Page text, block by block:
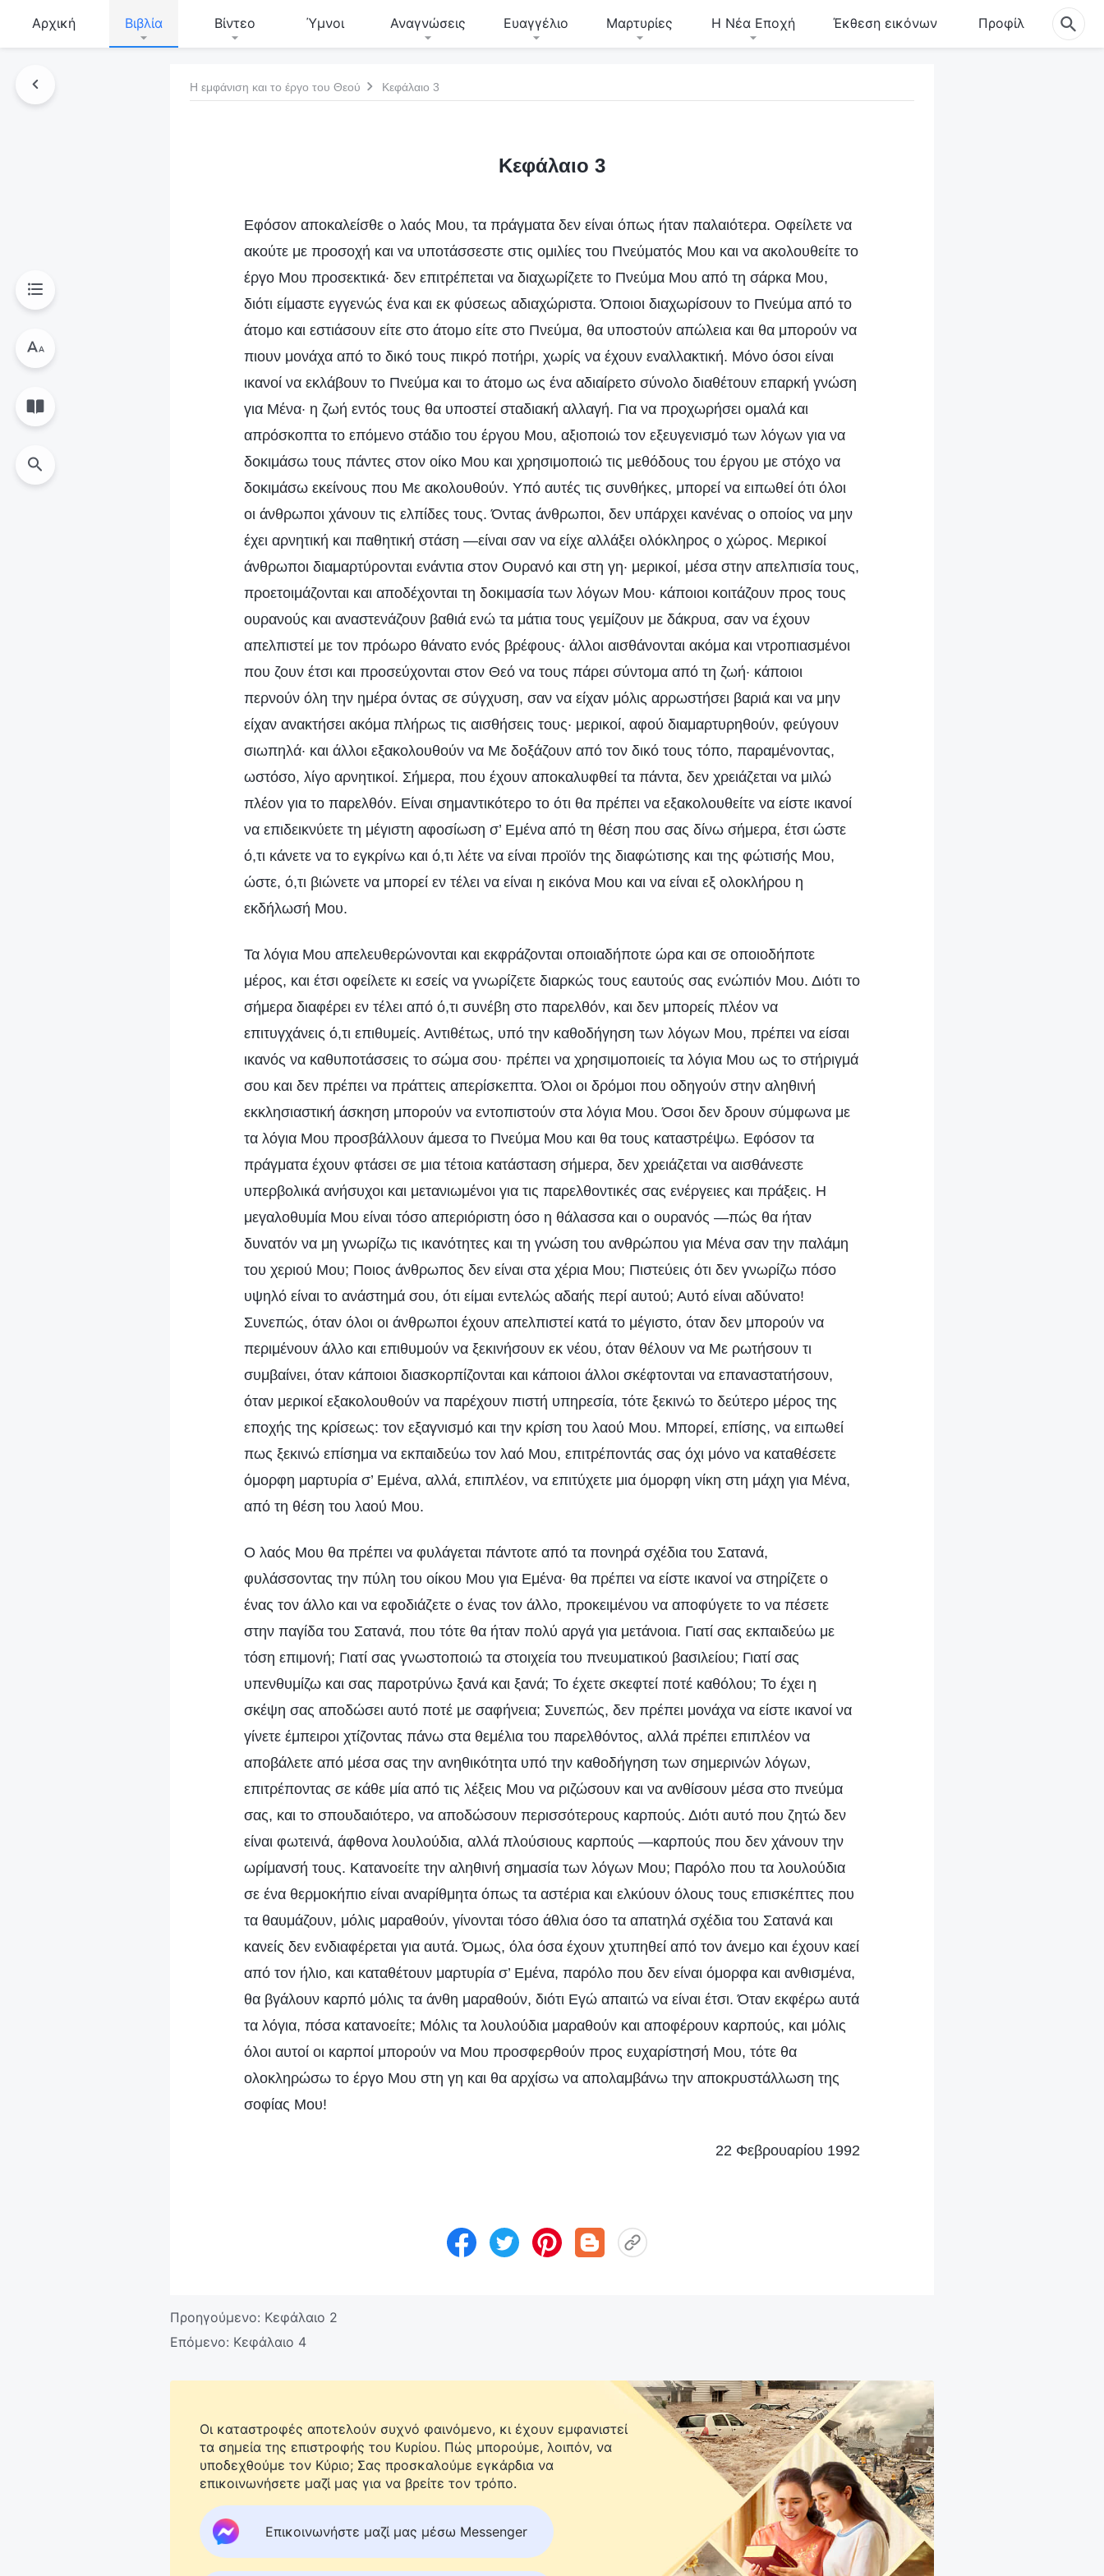
Αρχική Βιβλία Βίντεο Ύμνοι Αναγνώσεις Ευαγγέλιο Μαρτυρίες Η Νέα Εποχή Έκθεση εικόνων Προφίλ
Η εμφάνιση και το έργο του Θεού Κεφάλαιο 3
Κεφάλαιο 3
Εφόσον αποκαλείσθε ο λαός Μου, τα πράγματα δεν είναι όπως ήταν παλαιότερα. Οφείλετε να
ακούτε με προσοχή και να υποτάσσεστε στις ομιλίες του Πνεύματός Μου και να ακολουθείτε το
έργο Μου προσεκτικά· δεν επιτρέπεται να διαχωρίζετε το Πνεύμα Μου από τη σάρκα Μου,
διότι είμαστε εγγενώς ένα και εκ φύσεως αδιαχώριστα. Όποιοι διαχωρίσουν το Πνεύμα από το
άτομο και εστιάσουν είτε στο άτομο είτε στο Πνεύμα, θα υποστούν απώλεια και θα μπορούν να
πιουν μονάχα από το δικό τους πικρό ποτήρι, χωρίς να έχουν εναλλακτική. Μόνο όσοι είναι
ικανοί να εκλάβουν το Πνεύμα και το άτομο ως ένα αδιαίρετο σύνολο διαθέτουν επαρκή γνώση
για Μένα· η ζωή εντός τους θα υποστεί σταδιακή αλλαγή. Για να προχωρήσει ομαλά και
απρόσκοπτα το επόμενο στάδιο του έργου Μου, αξιοποιώ τον εξευγενισμό των λόγων για να
δοκιμάσω τους πάντες στον οίκο Μου και χρησιμοποιώ τις μεθόδους του έργου με στόχο να
δοκιμάσω εκείνους που Με ακολουθούν. Υπό αυτές τις συνθήκες, μπορεί να ειπωθεί ότι όλοι
οι άνθρωποι χάνουν τις ελπίδες τους. Όντας άνθρωποι, δεν υπάρχει κανένας ο οποίος να μην
έχει αρνητική και παθητική στάση —είναι σαν να είχε αλλάξει ολόκληρος ο χώρος. Μερικοί
άνθρωποι διαμαρτύρονται ενάντια στον Ουρανό και στη γη· μερικοί, μέσα στην απελπισία τους,
προετοιμάζονται και αποδέχονται τη δοκιμασία των λόγων Μου· κάποιοι κοιτάζουν προς τους
ουρανούς και αναστενάζουν βαθιά ενώ τα μάτια τους γεμίζουν με δάκρυα, σαν να έχουν
απελπιστεί με τον πρόωρο θάνατο ενός βρέφους· άλλοι αισθάνονται ακόμα και ντροπιασμένοι
που ζουν έτσι και προσεύχονται στον Θεό να τους πάρει σύντομα από τη ζωή· κάποιοι
περνούν όλη την ημέρα όντας σε σύγχυση, σαν να είχαν μόλις αρρωστήσει βαριά και να μην
είχαν ανακτήσει ακόμα πλήρως τις αισθήσεις τους· μερικοί, αφού διαμαρτυρηθούν, φεύγουν
σιωπηλά· και άλλοι εξακολουθούν να Με δοξάζουν από τον δικό τους τόπο, παραμένοντας,
ωστόσο, λίγο αρνητικοί. Σήμερα, που έχουν αποκαλυφθεί τα πάντα, δεν χρειάζεται να μιλώ
πλέον για το παρελθόν. Είναι σημαντικότερο το ότι θα πρέπει να εξακολουθείτε να είστε ικανοί
να επιδεικνύετε τη μέγιστη αφοσίωση σ’ Εμένα από τη θέση που σας δίνω σήμερα, έτσι ώστε
ό,τι κάνετε να το εγκρίνω και ό,τι λέτε να είναι προϊόν της διαφώτισης και της φώτισής Μου,
ώστε, ό,τι βιώνετε να μπορεί εν τέλει να είναι η εικόνα Μου και να είναι εξ ολοκλήρου η
εκδήλωσή Μου.
Τα λόγια Μου απελευθερώνονται και εκφράζονται οποιαδήποτε ώρα και σε οποιοδήποτε
μέρος, και έτσι οφείλετε κι εσείς να γνωρίζετε διαρκώς τους εαυτούς σας ενώπιόν Μου. Διότι το
σήμερα διαφέρει εν τέλει από ό,τι συνέβη στο παρελθόν, και δεν μπορείς πλέον να
επιτυγχάνεις ό,τι επιθυμείς. Αντιθέτως, υπό την καθοδήγηση των λόγων Μου, πρέπει να είσαι
ικανός να καθυποτάσσεις το σώμα σου· πρέπει να χρησιμοποιείς τα λόγια Μου ως το στήριγμά
σου και δεν πρέπει να πράττεις απερίσκεπτα. Όλοι οι δρόμοι που οδηγούν στην αληθινή
εκκλησιαστική άσκηση μπορούν να εντοπιστούν στα λόγια Μου. Όσοι δεν δρουν σύμφωνα με
τα λόγια Μου προσβάλλουν άμεσα το Πνεύμα Μου και θα τους καταστρέψω. Εφόσον τα
πράγματα έχουν φτάσει σε μια τέτοια κατάσταση σήμερα, δεν χρειάζεται να αισθάνεστε
υπερβολικά ανήσυχοι και μετανιωμένοι για τις παρελθοντικές σας ενέργειες και πράξεις. Η
μεγαλοθυμία Μου είναι τόσο απεριόριστη όσο η θάλασσα και ο ουρανός —πώς θα ήταν
δυνατόν να μη γνωρίζω τις ικανότητες και τη γνώση του ανθρώπου για Μένα σαν την παλάμη
του χεριού Μου; Ποιος άνθρωπος δεν είναι στα χέρια Μου; Πιστεύεις ότι δεν γνωρίζω πόσο
υψηλό είναι το ανάστημά σου, ότι είμαι εντελώς αδαής περί αυτού; Αυτό είναι αδύνατο!
Συνεπώς, όταν όλοι οι άνθρωποι έχουν απελπιστεί κατά το μέγιστο, όταν δεν μπορούν να
περιμένουν άλλο και επιθυμούν να ξεκινήσουν εκ νέου, όταν θέλουν να Με ρωτήσουν τι
συμβαίνει, όταν κάποιοι διασκορπίζονται και κάποιοι άλλοι σκέφτονται να επαναστατήσουν,
όταν μερικοί εξακολουθούν να παρέχουν πιστή υπηρεσία, τότε ξεκινώ το δεύτερο μέρος της
εποχής της κρίσεως: τον εξαγνισμό και την κρίση του λαού Μου. Μπορεί, επίσης, να ειπωθεί
πως ξεκινώ επίσημα να εκπαιδεύω τον λαό Μου, επιτρέποντάς σας όχι μόνο να καταθέσετε
όμορφη μαρτυρία σ’ Εμένα, αλλά, επιπλέον, να επιτύχετε μια όμορφη νίκη στη μάχη για Μένα,
από τη θέση του λαού Μου.
Ο λαός Μου θα πρέπει να φυλάγεται πάντοτε από τα πονηρά σχέδια του Σατανά,
φυλάσσοντας την πύλη του οίκου Μου για Εμένα· θα πρέπει να είστε ικανοί να στηρίζετε ο
ένας τον άλλο και να εφοδιάζετε ο ένας τον άλλο, προκειμένου να αποφύγετε το να πέσετε
στην παγίδα του Σατανά, που τότε θα ήταν πολύ αργά για μετάνοια. Γιατί σας εκπαιδεύω με
τόση επιμονή; Γιατί σας γνωστοποιώ τα στοιχεία του πνευματικού βασιλείου; Γιατί σας
υπενθυμίζω και σας παροτρύνω ξανά και ξανά; Το έχετε σκεφτεί ποτέ καθόλου; Το έχει η
σκέψη σας αποδώσει αυτό ποτέ με σαφήνεια; Συνεπώς, δεν πρέπει μονάχα να είστε ικανοί να
γίνετε έμπειροι χτίζοντας πάνω στα θεμέλια του παρελθόντος, αλλά πρέπει επιπλέον να
αποβάλετε από μέσα σας την ανηθικότητα υπό την καθοδήγηση των σημερινών λόγων,
επιτρέποντας σε κάθε μία από τις λέξεις Μου να ριζώσουν και να ανθίσουν μέσα στο πνεύμα
σας, και το σπουδαιότερο, να αποδώσουν περισσότερους καρπούς. Διότι αυτό που ζητώ δεν
είναι φωτεινά, άφθονα λουλούδια, αλλά πλούσιους καρπούς —καρπούς που δεν χάνουν την
ωρίμανσή τους. Κατανοείτε την αληθινή σημασία των λόγων Μου; Παρόλο που τα λουλούδια
σε ένα θερμοκήπιο είναι αναρίθμητα όπως τα αστέρια και ελκύουν όλους τους επισκέπτες που
τα θαυμάζουν, μόλις μαραθούν, γίνονται τόσο άθλια όσο τα απατηλά σχέδια του Σατανά και
κανείς δεν ενδιαφέρεται για αυτά. Όμως, όλα όσα έχουν χτυπηθεί από τον άνεμο και έχουν καεί
από τον ήλιο, και καταθέτουν μαρτυρία σ’ Εμένα, παρόλο που δεν είναι όμορφα και ανθισμένα,
θα βγάλουν καρπό μόλις τα άνθη μαραθούν, διότι Εγώ απαιτώ να είναι έτσι. Όταν εκφέρω αυτά
τα λόγια, πόσα κατανοείτε; Μόλις τα λουλούδια μαραθούν και αποφέρουν καρπούς, και μόλις
όλοι αυτοί οι καρποί μπορούν να Μου προσφερθούν προς ευχαρίστησή Μου, τότε θα
ολοκληρώσω το έργο Μου στη γη και θα αρχίσω να απολαμβάνω την αποκρυστάλλωση της
σοφίας Μου!
22 Φεβρουαρίου 1992
Προηγούμενο: Κεφάλαιο 2
Επόμενο: Κεφάλαιο 4
Οι καταστροφές αποτελούν συχνό φαινόμενο, κι έχουν εμφανιστεί
τα σημεία της επιστροφής του Κυρίου. Πώς μπορούμε, λοιπόν, να
υποδεχθούμε τον Κύριο; Σας προσκαλούμε εγκάρδια να
επικοινωνήσετε μαζί μας για να βρείτε τον τρόπο.
Επικοινωνήστε μαζί μας μέσω Messenger